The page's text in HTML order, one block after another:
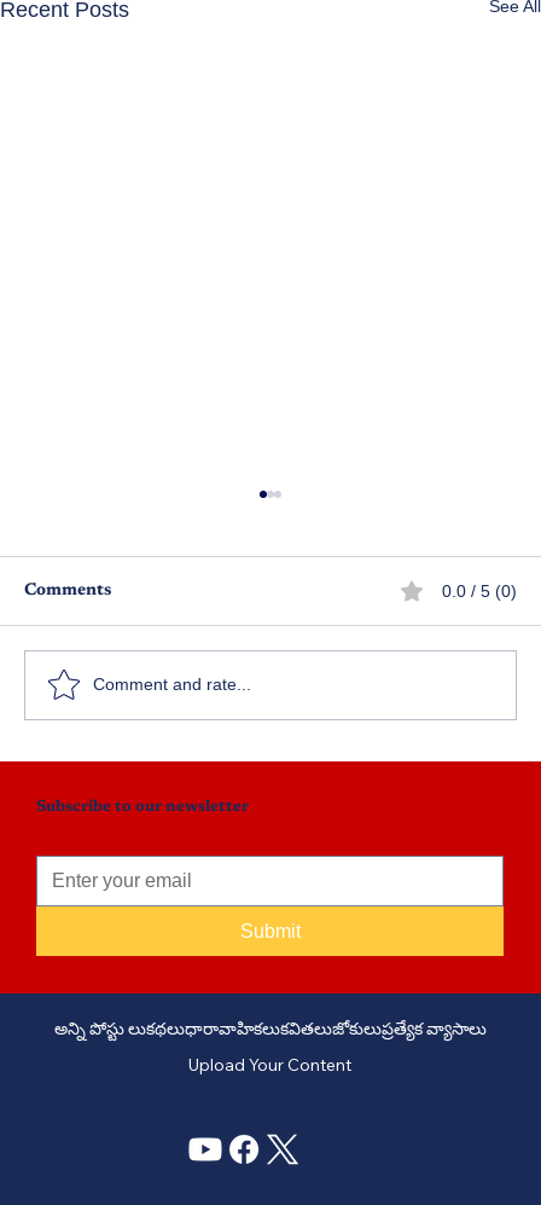
Recent Posts See All
Comments 0.0 / 5 (0)
Comment and rate...
Subscribe to our newsletter
Submit
అన్ని పోస్టు లుకథలుధారావాహికలుకవితలుజోకులుప్రత్యేక వ్యాసాలు
Upload Your Content